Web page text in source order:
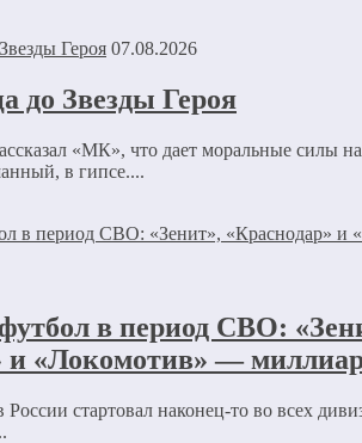
07.08.2026
до Звезды Героя
«МК», что дает моральные
в гипсе....
в период СВО:
и «Локомотив» —
стартовал наконец-то во всех